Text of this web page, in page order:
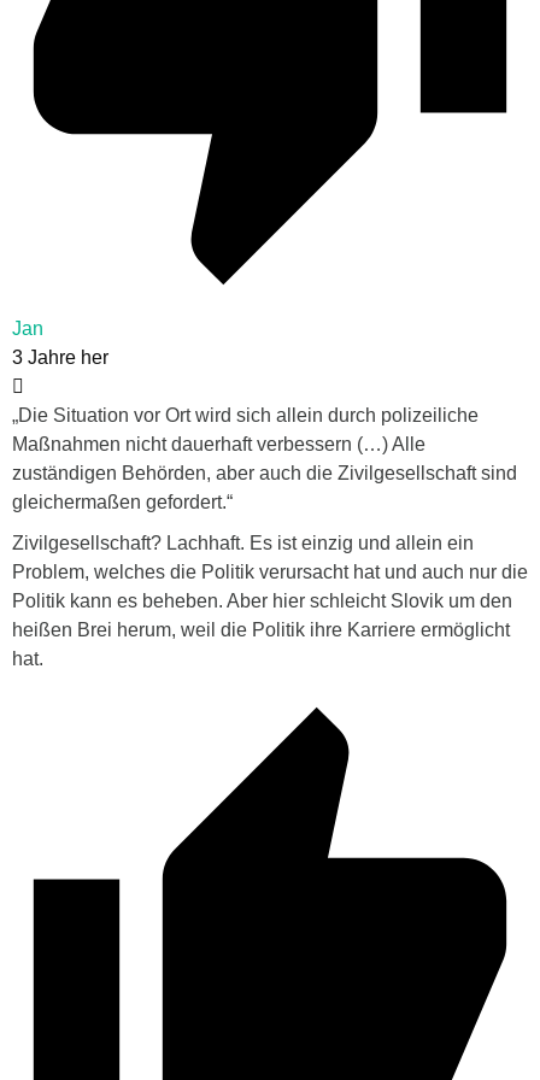
Jan
3 Jahre her
„Die Situation vor Ort wird sich allein durch polizeiliche
Maßnahmen nicht dauerhaft verbessern (…) Alle
zuständigen Behörden, aber auch die Zivilgesellschaft sind
gleichermaßen gefordert.“
Zivilgesellschaft? Lachhaft. Es ist einzig und allein ein
Problem, welches die Politik verursacht hat und auch nur die
Politik kann es beheben. Aber hier schleicht Slovik um den
heißen Brei herum, weil die Politik ihre Karriere ermöglicht
hat.